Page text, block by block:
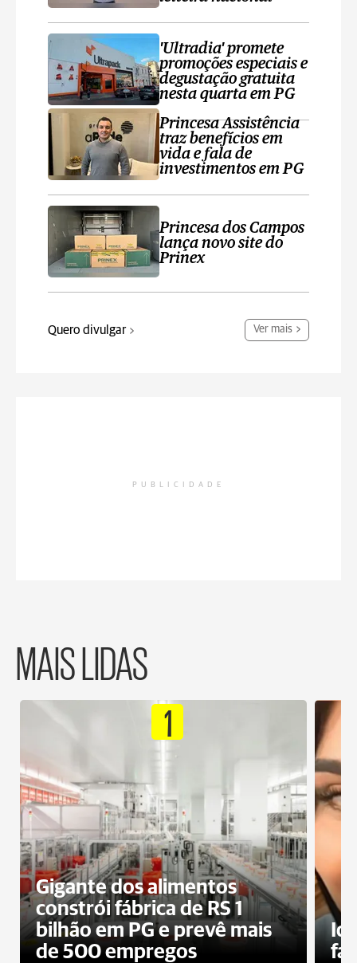
'Ultradia' promete
promoções especiais e
degustação gratuita
nesta quarta em PG
Princesa Assistência
traz benefícios em
vida e fala de
investimentos em PG
Princesa dos Campos
lança novo site do
Prinex
Quero divulgar Ver mais
PUBLICIDADE
MAIS LIDAS
1
Gigante dos alimentos
constrói fábrica de RS 1
bilhão em PG e prevê mais
de 500 empregos